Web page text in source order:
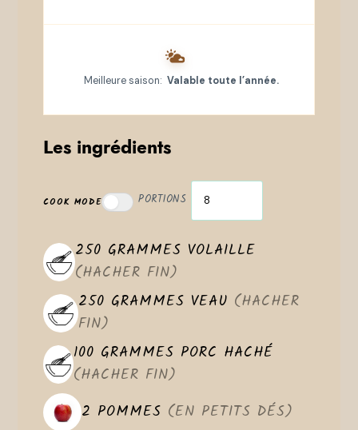
Meilleure saison: Valable toute l’année.
Les ingrédients
COOK MODE PORTIONS
250 GRAMMES VOLAILLE
(HACHER FIN)
250 GRAMMES VEAU (HACHER
FIN)
100 GRAMMES PORC HACHÉ
(HACHER FIN)
2 POMMES (EN PETITS DÉS)